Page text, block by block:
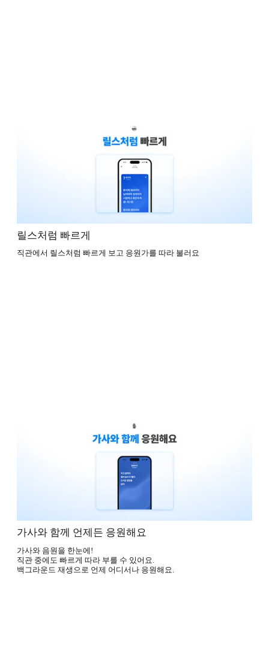
릴스처럼 빠르게
직관에서 릴스처럼 빠르게 보고 응원가를 따라 불러요
가사와 함께 언제든 응원해요
가사와 음원을 한눈에!
직관 중에도 빠르게 따라 부를 수 있어요.
백그라운드 재생으로 언제 어디서나 응원해요.